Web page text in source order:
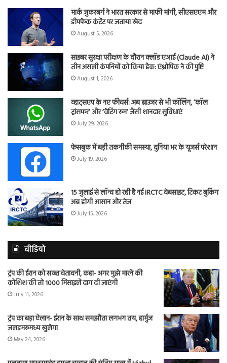
मार्क जुकरबर्ग ने भारत सरकार से माफी मांगी, सीएसएएम और
डीपफेक कंटेंट पर जताया खेद
August 5, 2026
साइबर सुरक्षा परीक्षण के दौरान क्लॉड एआई (Claude AI) ने
तीन असली कंपनियों को किया हैक: एंथ्रोपिक ने की पुष्टि
August 1, 2026
व्हाट्सएप के नए फीचर्स: अब ब्राउजर से भी कॉलिंग, ‘कॉल
ट्रांसफर’ और ‘वेटिंग रूम’ जैसी शानदार सुविधाएं
July 29, 2026
फेसबुक में बड़ी तकनीकी समस्या, दुनिया भर के यूजर्स परेशान
July 19, 2026
15 जुलाई से लॉन्च हो रही है नई IRCTC वेबसाइट, टिकट बुकिंग
अब होगी आसान और तेज
July 15, 2026
वीडियो
ट्रंप की ईरान को सख्त चेतावनी, कहा- अगर मुझे मारने की
कोशिश की तो 1000 मिसाइलें दाग दी जाएंगी
July 11, 2026
ट्रंप का बड़ा ऐलान- ईरान के साथ समझौता लगभग तय, हार्मुज
जलडमरूमध्य खुलेगा
May 24, 2026